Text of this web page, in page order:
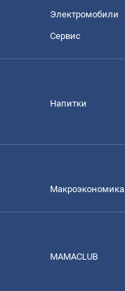
Электромобили
Сервис
Напитки
Mакроэкономика
MAMACLUB